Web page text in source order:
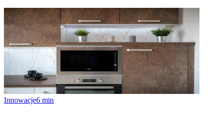
Innowacje6 min